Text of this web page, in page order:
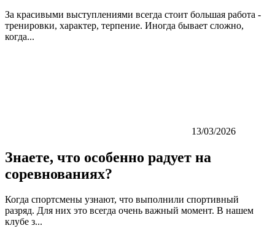
За красивыми выступлениями всегда стоит большая работа -
тренировки, характер, терпение. Иногда бывает сложно,
когда...
13/03/2026
Знаете, что особенно радует на
соревнованиях?
Когда спортсмены узнают, что выполнили спортивный
разряд. Для них это всегда очень важный момент. В нашем
клубе з...